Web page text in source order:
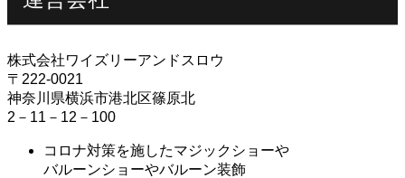
株式会社ワイズリーアンドスロウ
〒222-0021
神奈川県横浜市港北区篠原北
2－11－12－100
コロナ対策を施したマジックショーや
バルーンショーやバルーン装飾